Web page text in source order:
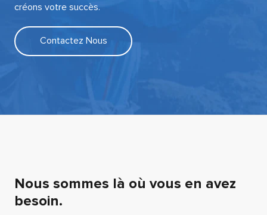
créons votre succès.
Contactez Nous
Nous sommes là où vous en avez
besoin.